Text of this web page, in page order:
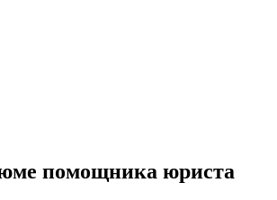
помощника юриста